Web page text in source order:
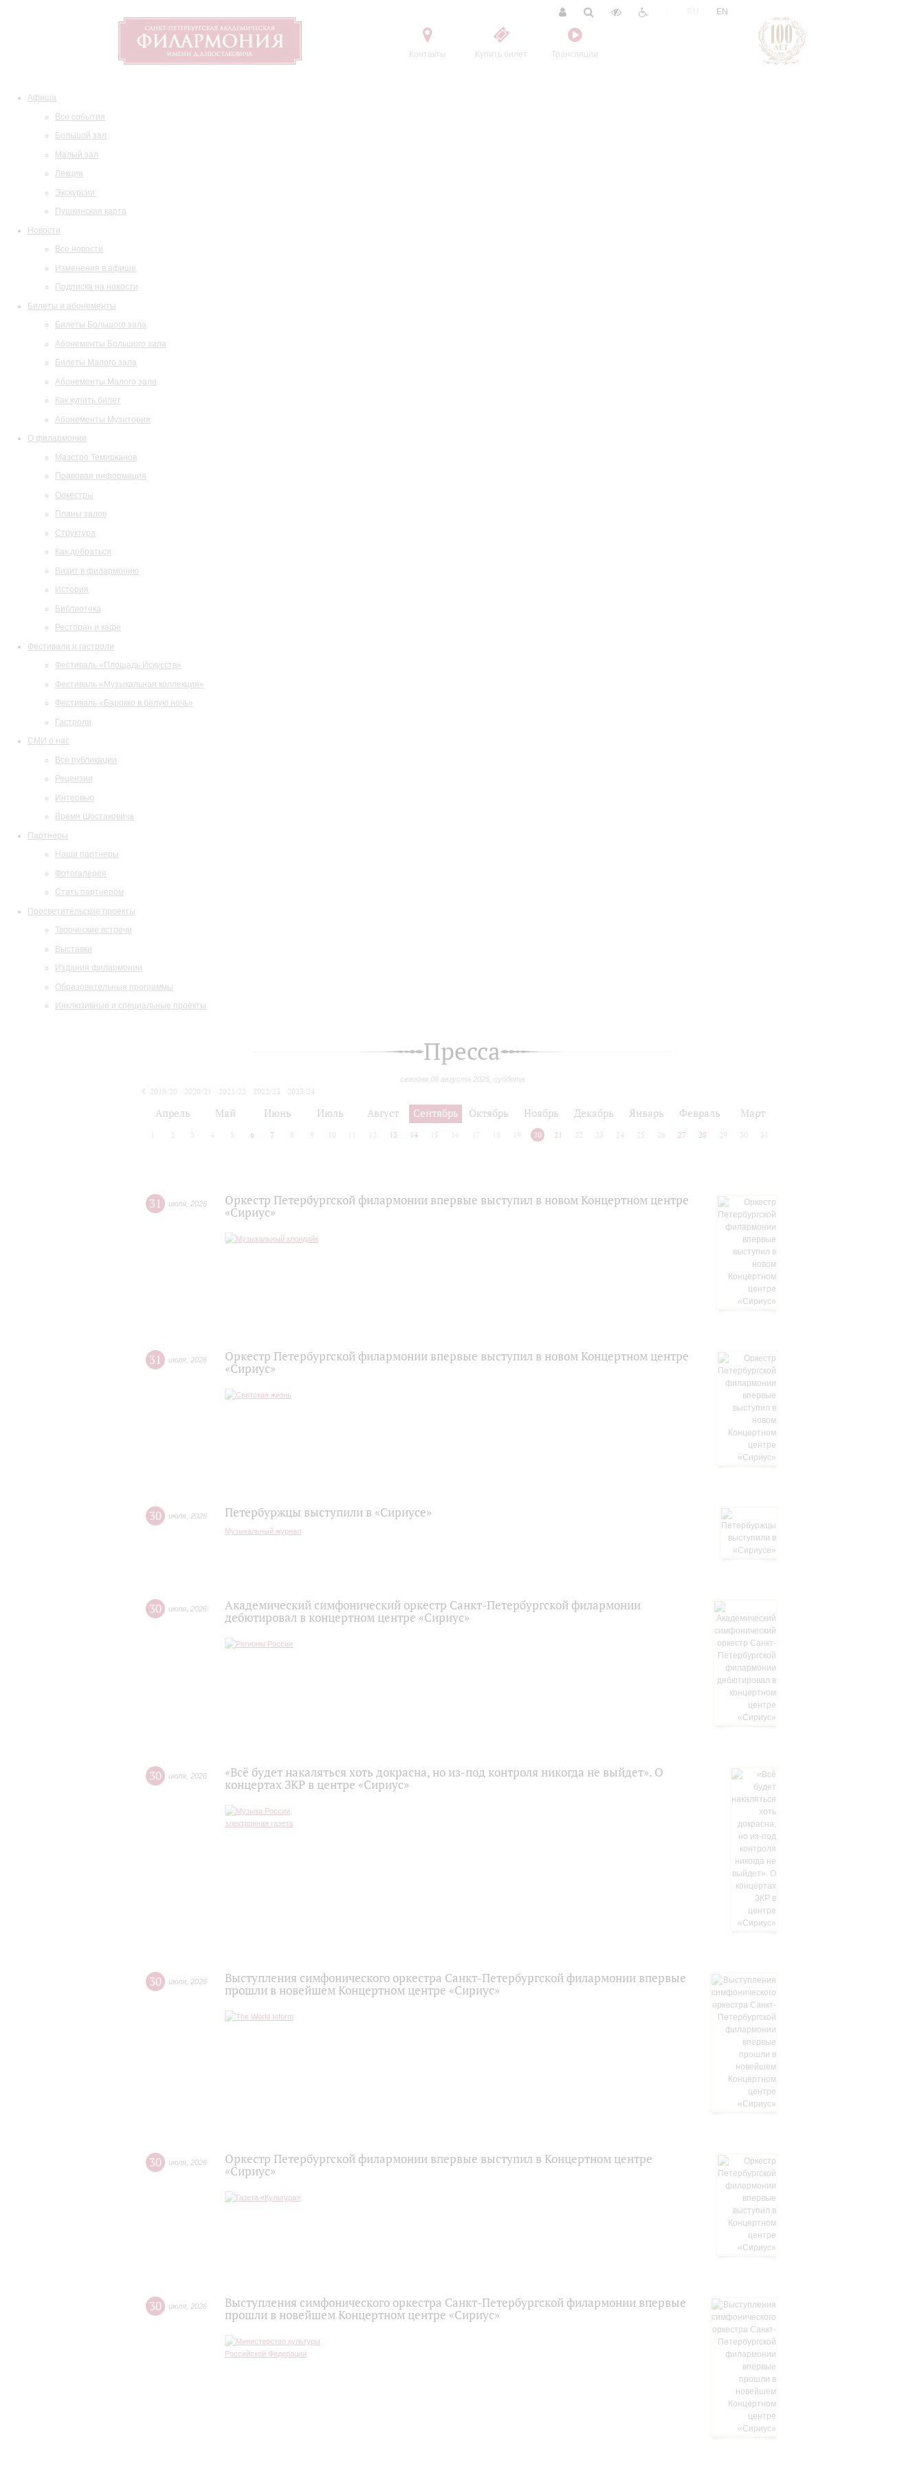
Контакты Купить билет Трансляции
EN
Афиша
Все события
Большой зал
Малый зал
Лекции
Экскурсии
Пушкинская карта
Новости
Все новости
Изменения в афише
Подписка на новости
Билеты и абонементы
Билеты Большого зала
Абонементы Большого зала
Билеты Малого зала
Абонементы Малого зала
Как купить билет
Абонементы Музитория
О филармонии
Маэстро Темирканов
Правовая информация
Оркестры
Планы залов
Структура
Как добраться
Визит в филармонию
История
Библиотека
Ресторан и кафе
Фестивали и гастроли
Фестиваль «Площадь Искусств»
Фестиваль «Музыкальная коллекция»
Фестиваль «Барокко в белую ночь»
Гастроли
СМИ о нас
Все публикации
Рецензии
Интервью
Время Шостаковича
Партнеры
Наши партнеры
Фотогалерея
Стать партнером
Просветительские проекты
Творческие встречи
Выставки
Издания филармонии
Образовательные программы
Инклюзивные и специальные проекты
Пресса
сегодня 08 августа 2026, суббота
2019/20 2020/21 2021/22 2022/23
2023/24
Апрель Май Июнь Июль Август Сентябрь Октябрь Ноябрь Декабрь Январь Февраль Март
2 3 4 5 6 7 8 9 10 12 13 14 15 16 17 18 19 20 21 22 23 24 25 26 27 28 29 30 31
31 июля 2026
Оркестр Петербургской филармонии впервые выступил в новом Концертном центре
«Сириус»
31 июля 2026
Оркестр Петербургской филармонии впервые выступил в новом Концертном центре
«Сириус»
30 июля 2026 Петербуржцы выступили в «Сириусе»
Музыкальный журнал
30 июля 2026
Академический симфонический оркестр Санкт-Петербургской филармонии
дебютировал в концертном центре «Сириус»
30 июля 2026
«Всё будет накаляться хоть докрасна, но из-под контроля никогда не выйдет». О
концертах ЗКР в центре «Сириус»
30 июля 2026
Выступления симфонического оркестра Санкт-Петербургской филармонии впервые
прошли в новейшем Концертном центре «Сириус»
30 июля 2026
Оркестр Петербургской филармонии впервые выступил в Концертном центре
«Сириус»
30 июля 2026
Выступления симфонического оркестра Санкт-Петербургской филармонии впервые
прошли в новейшем Концертном центре «Сириус»